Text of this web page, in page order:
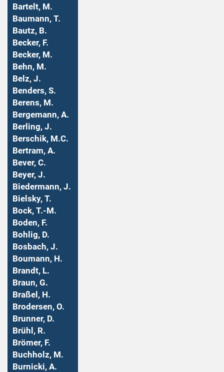
Bartelt, M.
Baumann, T.
Bautz, B.
Becker, F.
Becker, M.
Behn, M.
Belz, J.
Benders, S.
Berens, M.
Bergemann, A.
Berling, J.
Berschik, M.C.
Bertram, A.
Bever, C.
Beyer, J.
Biedermann, J.
Bielsky, T.
Bock, T.-M.
Boden, F.
Bohlig, D.
Bosbach, J.
Boumann, H.
Brandt, L.
Braun, G.
Braßel, H.
Brodersen, O.
Brunner, D.
Brühl, R.
Brömer, F.
Buchholz, M.
Burnicki, A.